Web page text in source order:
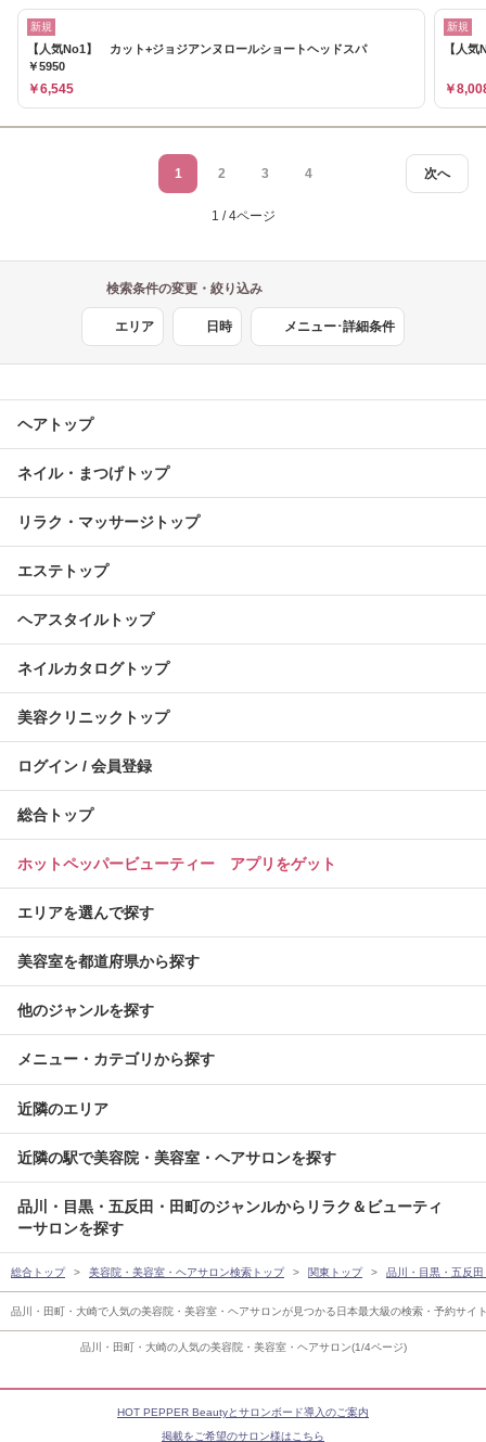
品川・田町・大崎の人気の美容院・美容室・ヘアサロン(1/4ページ)
新規
【人気No1】 カット+ジョジアンヌロールショートヘッドスパ
￥5950
￥6,545
新規
【人
￥
次へ
1 2 3 4
1 / 4ページ
検索条件の変更・絞り込み
エリア 日時 メニュー･詳細条件
ヘアトップ
ネイル・まつげトップ
リラク・マッサージトップ
エステトップ
ヘアスタイルトップ
ネイルカタログトップ
美容クリニックトップ
ログイン / 会員登録
総合トップ
ホットペッパービューティー アプリをゲット
エリアを選んで探す
美容室を都道府県から探す
他のジャンルを探す
メニュー・カテゴリから探す
近隣のエリア
近隣の駅で美容院・美容室・ヘアサロンを探す
品川・目黒・五反田・田町のジャンルからリラク＆ビューティ
ーサロンを探す
総合トップ 美容院・美容室・ヘアサロン検索トップ 関東トップ 品川・目黒・五反
品川・田町・大崎で人気の美容院・美容室・ヘアサロンが見つかる日本最大級の検索・予約サ
HOT PEPPER Beautyとサロンボード導入のご案内
掲載をご希望のサロン様はこちら